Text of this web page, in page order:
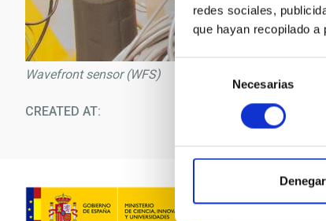
redes sociales,
que hayan recopilado
Selección
consentimiento
Necesarias
Denegar
Wavefront sensor (WFS)
CREATED AT